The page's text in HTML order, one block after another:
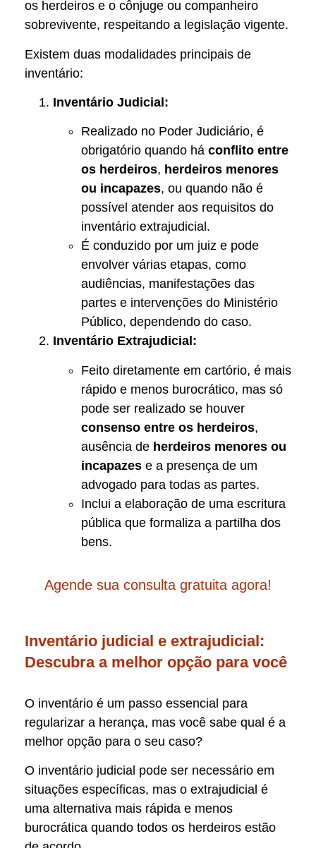
os herdeiros e o cônjuge ou companheiro
sobrevivente, respeitando a legislação vigente.
Existem duas modalidades principais de
inventário:
Inventário Judicial:
Realizado no Poder Judiciário, é
obrigatório quando há conflito entre
os herdeiros, herdeiros menores
ou incapazes, ou quando não é
possível atender aos requisitos do
inventário extrajudicial.
É conduzido por um juiz e pode
envolver várias etapas, como
audiências, manifestações das
partes e intervenções do Ministério
Público, dependendo do caso.
Inventário Extrajudicial:
Feito diretamente em cartório, é mais
rápido e menos burocrático, mas só
pode ser realizado se houver
consenso entre os herdeiros,
ausência de herdeiros menores ou
incapazes e a presença de um
advogado para todas as partes.
Inclui a elaboração de uma escritura
pública que formaliza a partilha dos
bens.
Agende sua consulta gratuita agora!
Inventário judicial e extrajudicial:
Descubra a melhor opção para você
O inventário é um passo essencial para
regularizar a herança, mas você sabe qual é a
melhor opção para o seu caso?
O inventário judicial pode ser necessário em
situações específicas, mas o extrajudicial é
uma alternativa mais rápida e menos
burocrática quando todos os herdeiros estão